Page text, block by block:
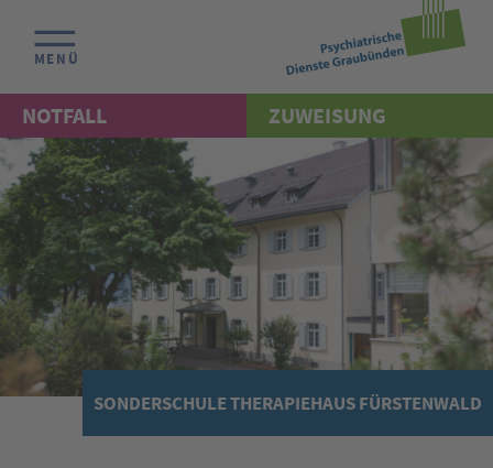
SONDERSCHULE THERAPIEHAUS FÜRSTENWALD
NOTFALL ZUWEISUNG
MENÜ